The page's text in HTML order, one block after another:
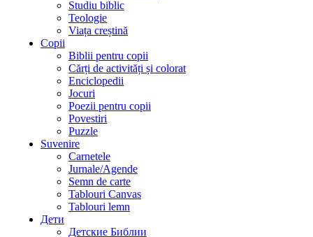
Studiu biblic
Teologie
Viața creștină
Copii
Biblii pentru copii
Cărți de activități și colorat
Enciclopedii
Jocuri
Poezii pentru copii
Povestiri
Puzzle
Suvenire
Carnetele
Jurnale/Agende
Semn de carte
Tablouri Canvas
Tablouri lemn
Дети
Детские Библии